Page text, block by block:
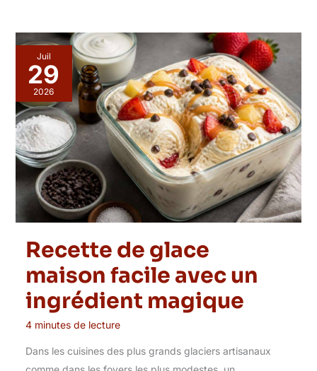
Juil
29
2026
Recette de glace
maison facile avec un
ingrédient magique
4 minutes de lecture
Dans les cuisines des plus grands glaciers artisanaux